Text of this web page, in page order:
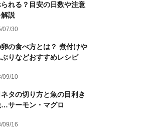
れる？目安の日数や注意
解説
07/30
の食べ方とは？ 煮付けや
ぶりなどおすすめレシピ
09/10
タの切り方と魚の目利き
サーモン・マグロ
09/16